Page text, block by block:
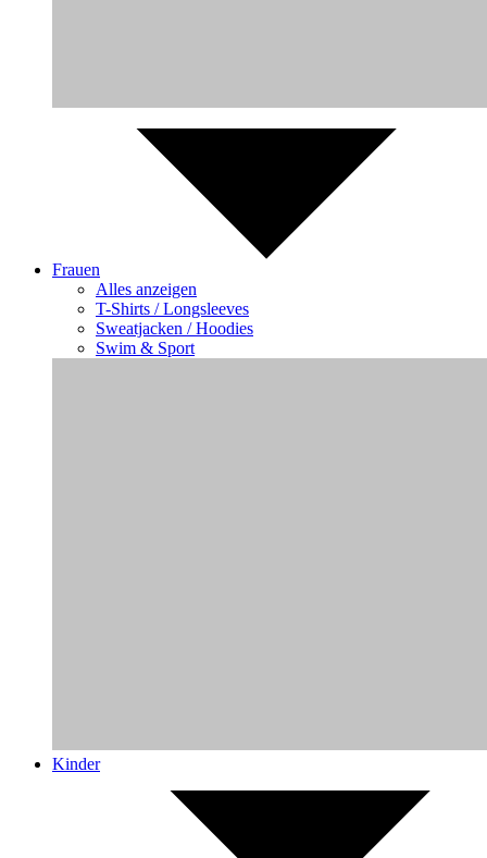
Frauen
Alles anzeigen
T-Shirts / Longsleeves
Sweatjacken / Hoodies
Swim & Sport
Kinder